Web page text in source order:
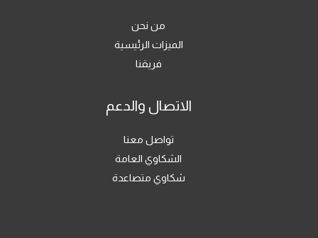
من نحن
الميزات الرئيسية
فريقنا
الاتصال والدعم
تواصل معنا
الشكاوي العامة
شكاوي متصاعدة